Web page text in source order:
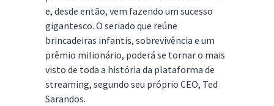
e, desde então, vem fazendo um sucesso
gigantesco. O seriado que reúne
brincadeiras infantis, sobrevivência e um
prêmio milionário, poderá se tornar o mais
visto de toda a história da plataforma de
streaming, segundo seu próprio CEO, Ted
Sarandos.